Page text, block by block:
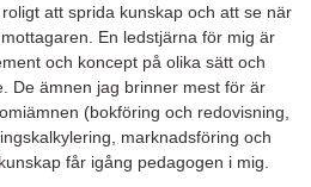
att sprida kunskap och att se när
En ledstjärna för mig är
och koncept på olika sätt och
De ämnen jag brinner mest för är
(bokföring och redovisning,
marknadsföring och
får igång pedagogen i mig.